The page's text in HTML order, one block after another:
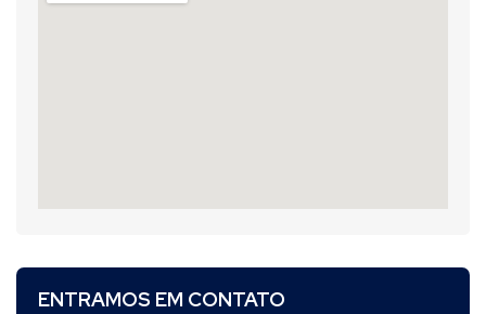
ENTRAMOS EM CONTATO